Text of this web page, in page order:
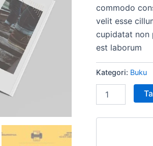
commodo
velit esse
cupidatat non
est laborum
Kategori: Buku